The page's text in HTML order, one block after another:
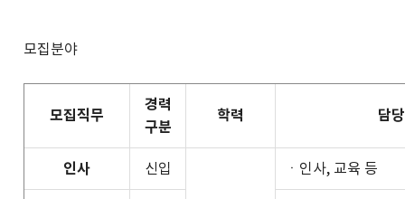
모집분야
모집직무
경력
구분
학력 담
인사 신입 ㆍ인사, 교육 등